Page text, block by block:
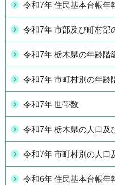
令和7年 住民基本台帳年
令和7年 市部及び町村部
令和7年 栃木県の年齢階
令和7年 市町村別の年齢
令和7年 世帯数
令和7年 栃木県の人口及
令和7年 市町村別の人口
令和6年 住民基本台帳年